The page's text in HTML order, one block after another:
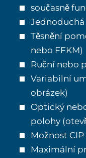
současně
Těsnění
nebo FFKM)
Ruční nebo
Variabilní
obrázek)
Optický
polohy
Možnost CIP
Maximální